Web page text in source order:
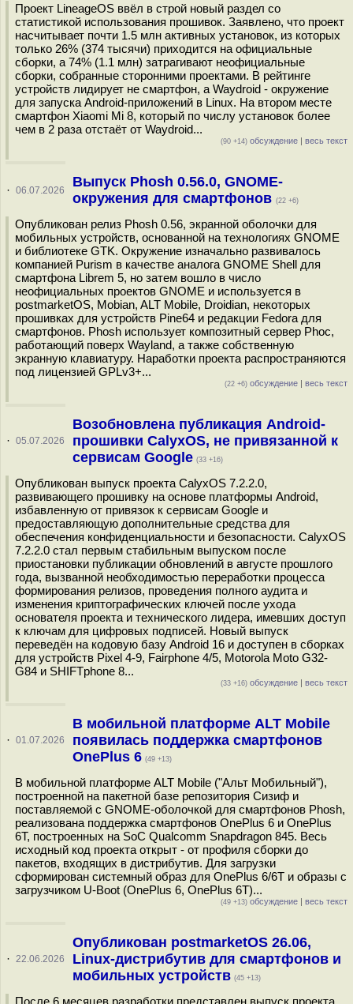
Проект LineageOS ввёл в строй новый раздел со
статистикой использования прошивок. Заявлено, что проект
насчитывает почти 1.5 млн активных установок, из которых
только 26% (374 тысячи) приходится на официальные
сборки, а 74% (1.1 млн) затрагивают неофициальные
сборки, собранные сторонними проектами. В рейтинге
устройств лидирует не смартфон, а Waydroid - окружение
для запуска Android-приложений в Linux. На втором месте
смартфон Xiaomi Mi 8, который по числу установок более
чем в 2 раза отстаёт от Waydroid...
(90 +14) обсуждение | весь текст
· 06.07.2026
Выпуск Phosh 0.56.0, GNOME-
окружения для смартфонов (22 +6)
Опубликован релиз Phosh 0.56, экранной оболочки для
мобильных устройств, основанной на технологиях GNOME
и библиотеке GTK. Окружение изначально развивалось
компанией Purism в качестве аналога GNOME Shell для
смартфона Librem 5, но затем вошло в число
неофициальных проектов GNOME и используется в
postmarketOS, Mobian, ALT Mobile, Droidian, некоторых
прошивках для устройств Pine64 и редакции Fedora для
смартфонов. Phosh использует композитный сервер Phoc,
работающий поверх Wayland, а также собственную
экранную клавиатуру. Наработки проекта распространяются
под лицензией GPLv3+...
(22 +6) обсуждение | весь текст
· 05.07.2026
Возобновлена публикация Android-
прошивки CalyxOS, не привязанной к
сервисам Google (33 +16)
Опубликован выпуск проекта CalyxOS 7.2.2.0,
развивающего прошивку на основе платформы Android,
избавленную от привязок к сервисам Google и
предоставляющую дополнительные средства для
обеспечения конфиденциальности и безопасности. CalyxOS
7.2.2.0 стал первым стабильным выпуском после
приостановки публикации обновлений в августе прошлого
года, вызванной необходимостью переработки процесса
формирования релизов, проведения полного аудита и
изменения криптографических ключей после ухода
основателя проекта и технического лидера, имевших доступ
к ключам для цифровых подписей. Новый выпуск
переведён на кодовую базу Android 16 и доступен в сборках
для устройств Pixel 4-9, Fairphone 4/5, Motorola Moto G32-
G84 и SHIFTphone 8...
(33 +16) обсуждение | весь текст
· 01.07.2026
В мобильной платформе ALT Mobile
появилась поддержка смартфонов
OnePlus 6 (49 +13)
В мобильной платформе ALT Mobile ("Альт Мобильный"),
построенной на пакетной базе репозитория Сизиф и
поставляемой с GNOME-оболочкой для смартфонов Phosh,
реализована поддержка смартфонов OnePlus 6 и OnePlus
6T, построенных на SoC Qualcomm Snapdragon 845. Весь
исходный код проекта открыт - от профиля сборки до
пакетов, входящих в дистрибутив. Для загрузки
сформирован системный образ для OnePlus 6/6T и образы с
загрузчиком U-Boot (OnePlus 6, OnePlus 6T)...
(49 +13) обсуждение | весь текст
· 22.06.2026
Опубликован postmarketOS 26.06,
Linux-дистрибутив для смартфонов и
мобильных устройств (45 +13)
После 6 месяцев разработки представлен выпуск проекта